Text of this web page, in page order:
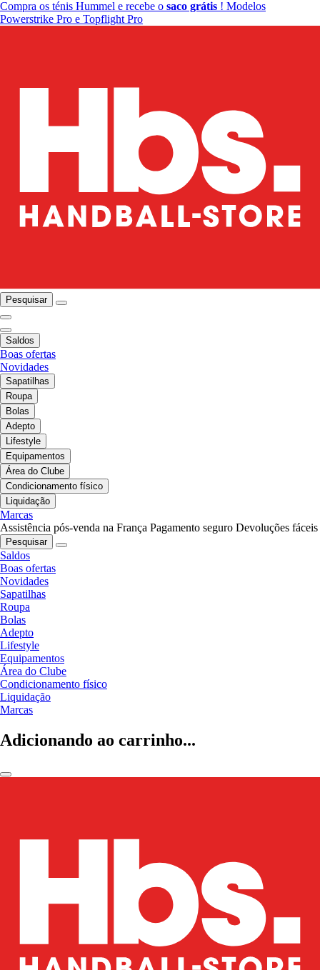
Compra os ténis Hummel e recebe o saco grátis ! Modelos
Powerstrike Pro e Topflight Pro
Pesquisar
Saldos
Boas ofertas
Novidades
Sapatilhas
Roupa
Bolas
Adepto
Lifestyle
Equipamentos
Área do Clube
Condicionamento físico
Liquidação
Marcas
Assistência pós-venda na França Pagamento seguro Devoluções fáceis
Pesquisar
Saldos
Boas ofertas
Novidades
Sapatilhas
Roupa
Bolas
Adepto
Lifestyle
Equipamentos
Área do Clube
Condicionamento físico
Liquidação
Marcas
Adicionando ao carrinho...